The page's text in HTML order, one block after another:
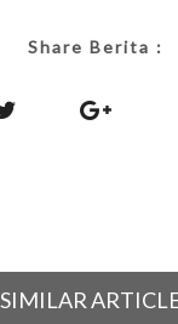
Share Berita :
SIMILAR